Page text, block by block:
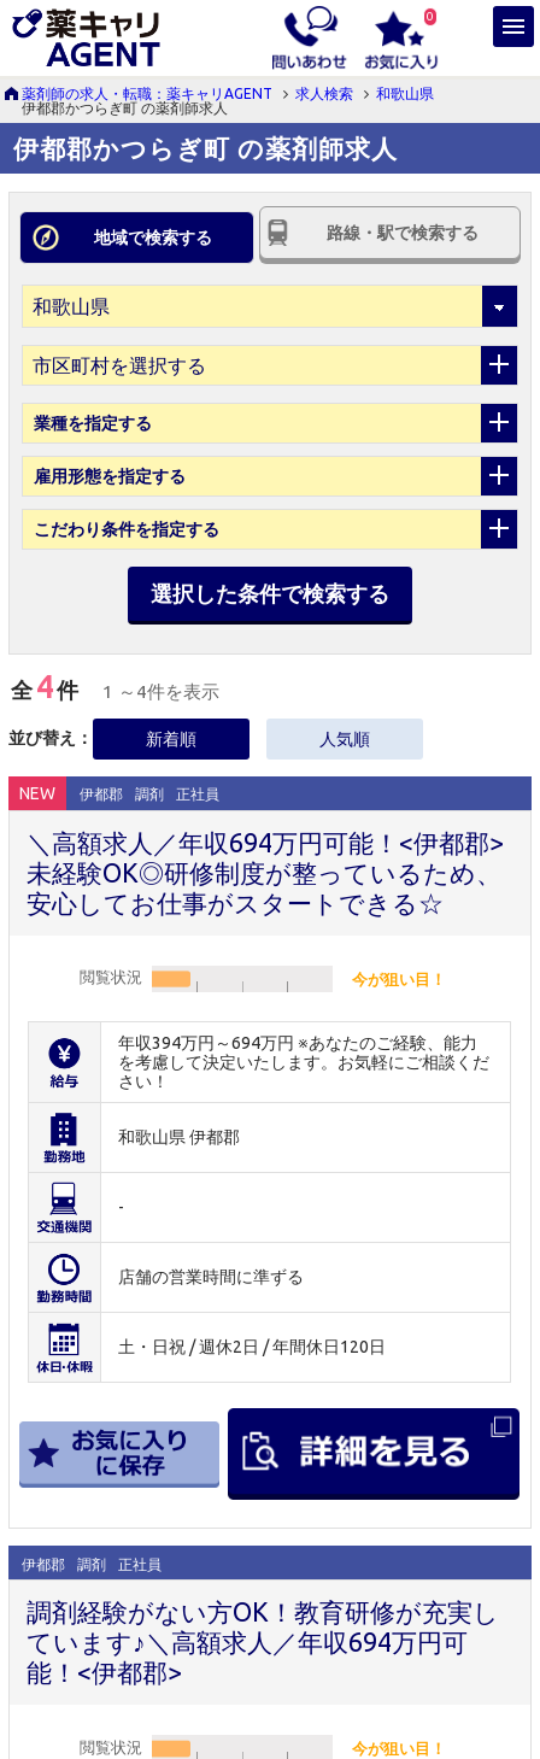
0
薬剤師の求人・転職：薬キャリAGENT 求人検索
和歌山県
伊都郡かつらぎ町 の薬剤師求人
伊都郡かつらぎ町 の薬剤師求人
地域で検索する 路線・駅で検索する
市区町村を選択する
業種を指定する
雇用形態を指定する
こだわり条件を指定する
選択した条件で検索する
全4件 1 ～4件を表示
並び替え： 新着順 人気順
NEW 伊都郡 調剤 正社員
＼高額求人／年収694万円可能！<伊都郡>
未経験OK◎研修制度が整っているため、
安心してお仕事がスタートできる☆
閲覧状況 今が狙い目！
年収394万円～694万円 ※あなたのご経験、能力
を考慮して決定いたします。お気軽にご相談くだ
さい！
和歌山県 伊都郡
-
店舗の営業時間に準ずる
土・日祝 / 週休2日 / 年間休日120日
伊都郡 調剤 正社員
調剤経験がない方OK！教育研修が充実し
ています♪＼高額求人／年収694万円可
能！<伊都郡>
閲覧状況 今が狙い目！